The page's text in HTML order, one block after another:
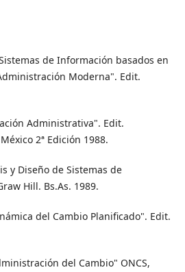
de Información basados en
Moderna". Edit.
Administrativa". Edit.
2ª Edición 1988.
y Diseño de Sistemas de
Hill. Bs.As. 1989.
del Cambio Planificado". Edit.
del Cambio" ONCS,